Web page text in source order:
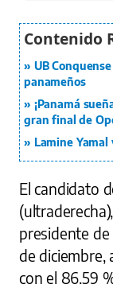
UB
panameños
¡Panamá
gran final de
Lamine
El candidato
presidente
de diciembre,
con el 86,59